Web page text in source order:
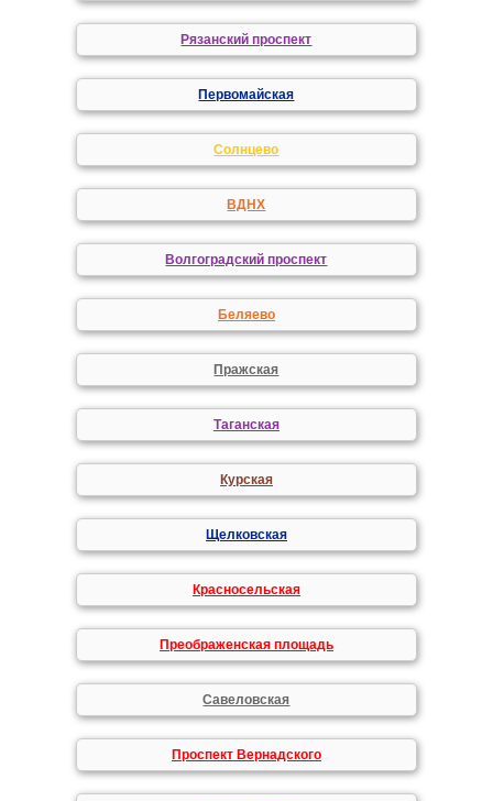
Рязанский проспект
Первомайская
Солнцево
ВДНХ
Волгоградский проспект
Беляево
Пражская
Таганская
Курская
Щелковская
Красносельская
Преображенская площадь
Савеловская
Проспект Вернадского